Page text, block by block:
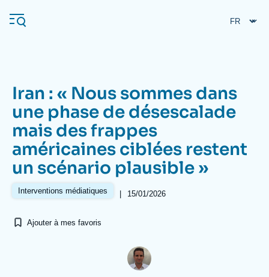
au
contenu
Navigation
principale
L'Ifri
Analyses
Se connecter
À propos de l'Ifri Recherches fréquentes
Iran : « Nous sommes dans
une phase de désescalade
mais des frappes
américaines ciblées restent
un scénario plausible »
Interventions médiatiques | 15/01/2026
Ajouter à mes favoris